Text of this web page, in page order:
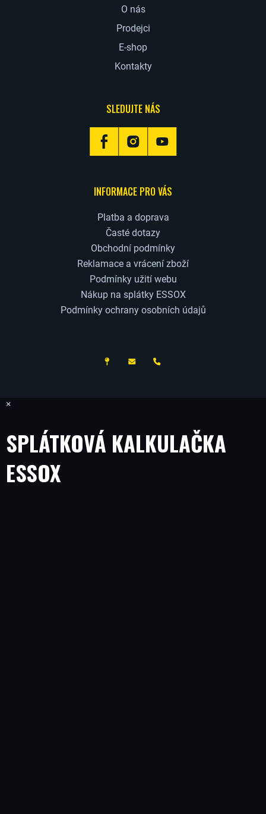
O nás
Prodejci
E-shop
Kontakty
SLEDUJTE NÁS
INFORMACE PRO VÁS
Platba a doprava
Časté dotazy
Obchodní podmínky
Reklamace a vrácení zboží
Podmínky užití webu
Nákup na splátky ESSOX
Podmínky ochrany osobních údajů
×
SPLÁTKOVÁ KALKULAČKA
ESSOX